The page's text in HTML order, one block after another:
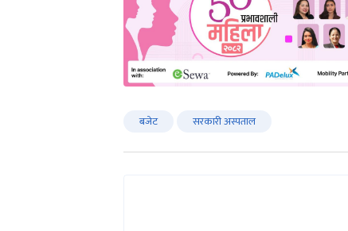
बजेट सरकारी अस्पताल